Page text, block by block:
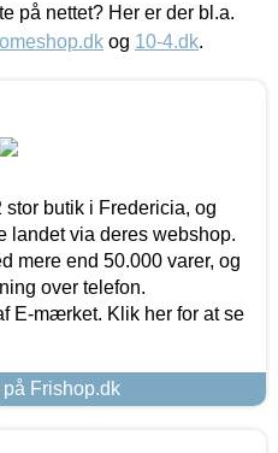
på nettet? Her er der bl.a.
og 10-4.dk.
stor butik i Fredericia, og
landet via deres webshop.
mere end 50.000 varer, og
over telefon.
E-mærket. Klik her for at se
Frishop.dk